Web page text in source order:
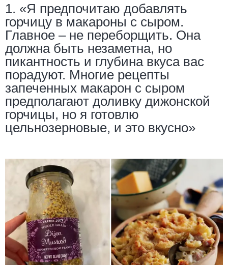
1. «Я предпочитаю добавлять
горчицу в макароны с сыром.
Главное – не переборщить. Она
должна быть незаметна, но
пикантность и глубина вкуса вас
порадуют. Многие рецепты
запеченных макарон с сыром
предполагают доливку дижонской
горчицы, но я готовлю
цельнозерновые, и это вкусно»